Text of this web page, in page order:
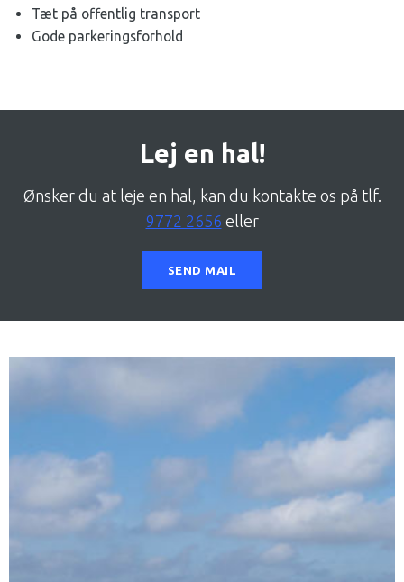
Tæt på offentlig transport
Gode parkeringsforhold
Lej en hal!
Ønsker du at leje en hal, kan du kontakte os på tlf.
9772 2656 eller
SEND MAIL